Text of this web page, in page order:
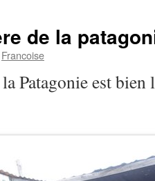
de la
Francoise
Patagonie est bien